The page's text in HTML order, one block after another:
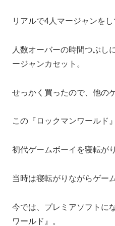
リアルで4人マージャンをし
人数オーバーの時間つぶし
ージャンカセット。
せっかく買ったので、他の
この『ロックマンワールド
初代ゲームボーイを寝転が
当時は寝転がりながらゲー
今では、プレミアソフトに
ワールド』。